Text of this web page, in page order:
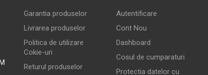
Garantia produselor
Livrarea produselor
Politica de utilizare
Cokie-uri
Returul produselor
Autentificare
Cont Nou
Dashboard
Cosul de cumparaturi
Protectia datelor cu